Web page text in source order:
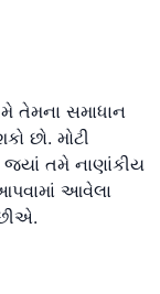
તેમના સમાધાન
છો. મોટી
જયાં તમે નાણાંકીય
આવેલા